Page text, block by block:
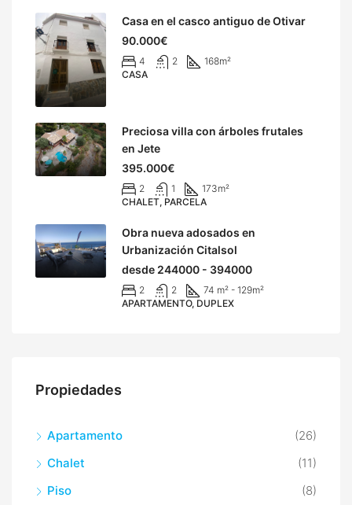
Casa en el casco antiguo de Otivar
90.000€
4 2 168m²
CASA
Preciosa villa con árboles frutales
en Jete
395.000€
2 1 173m²
CHALET, PARCELA
Obra nueva adosados en
Urbanización Citalsol
desde 244000 - 394000
2 2 74 m² - 129m²
APARTAMENTO, DUPLEX
Propiedades
Apartamento
(26)
Chalet
(11)
Piso
(8)